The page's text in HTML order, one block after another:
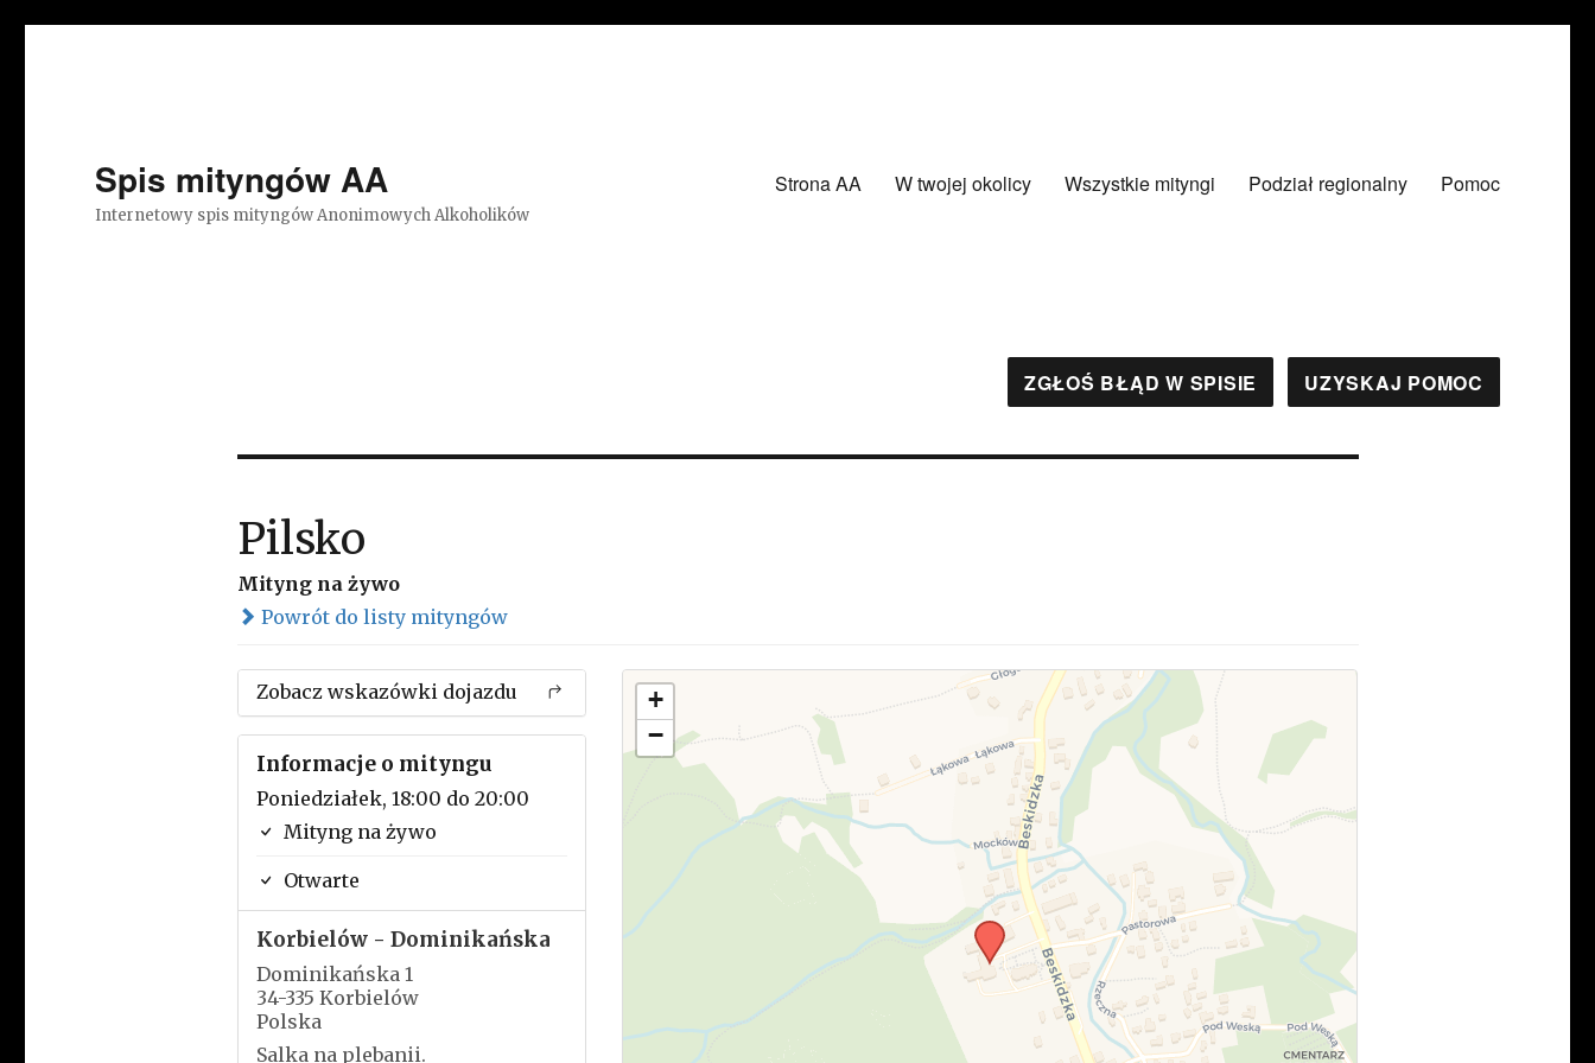
Spis mityngów AA
Internetowy spis mityngów Anonimowych Alkoholików
Strona AA W twojej okolicy Wszystkie mityngi Podział regionalny Pomoc
ZGŁOŚ BŁĄD W SPISIE UZYSKAJ POMOC
Pilsko
Mityng na żywo
Powrót do listy mityngów
Zobacz wskazówki dojazdu
Informacje o mityngu
Poniedziałek, 18:00 do 20:00
Mityng na żywo
Otwarte
Korbielów - Dominikańska
Dominikańska 1
34-335 Korbielów
Polska
Salka na plebanii.
+
−